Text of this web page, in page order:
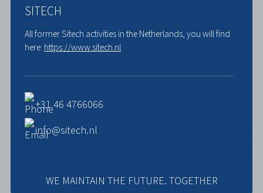
SITECH
All former Sitech activities in the Netherlands, you will find
here: https://www.sitech.nl
+31 46 4766066
info@sitech.nl
WE MAINTAIN THE FUTURE. TOGETHER